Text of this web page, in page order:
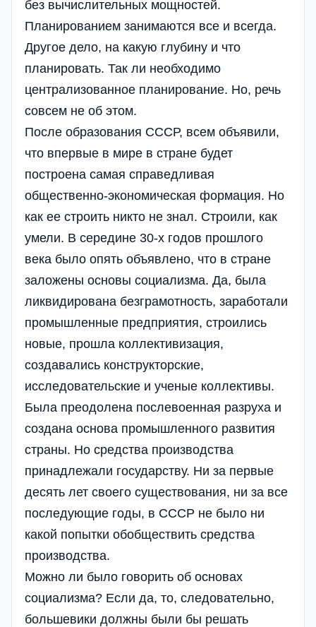
без вычислительных мощностей.
Планированием занимаются все и всегда.
Другое дело, на какую глубину и что
планировать. Так ли необходимо
централизованное планирование. Но, речь
совсем не об этом.
После образования СССР, всем объявили,
что впервые в мире в стране будет
построена самая справедливая
общественно-экономическая формация. Но
как ее строить никто не знал. Строили, как
умели. В середине 30-х годов прошлого
века было опять объявлено, что в стране
заложены основы социализма. Да, была
ликвидирована безграмотность, заработали
промышленные предприятия, строились
новые, прошла коллективизация,
создавались конструкторские,
исследовательские и ученые коллективы.
Была преодолена послевоенная разруха и
создана основа промышленного развития
страны. Но средства производства
принадлежали государству. Ни за первые
десять лет своего существования, ни за все
последующие годы, в СССР не было ни
какой попытки обобществить средства
производства.
Можно ли было говорить об основах
социализма? Если да, то, следовательно,
большевики должны были бы решать